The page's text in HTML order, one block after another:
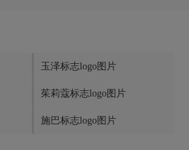
玉泽标志logo图片
茱莉蔻标志logo图片
施巴标志logo图片